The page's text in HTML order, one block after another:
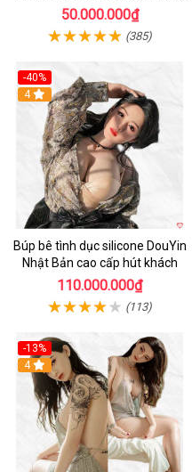
ngào, chân thực
50.000.000₫
(385)
-40%
4
Búp bê tình dục silicone DouYin
Nhật Bản cao cấp hút khách
110.000.000₫
(113)
-13%
4